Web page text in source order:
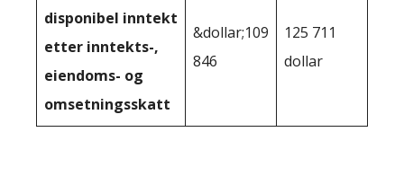
disponibel inntekt
etter inntekts-,
eiendoms- og
omsetningsskatt
&dollar;109
846
125 711
dollar